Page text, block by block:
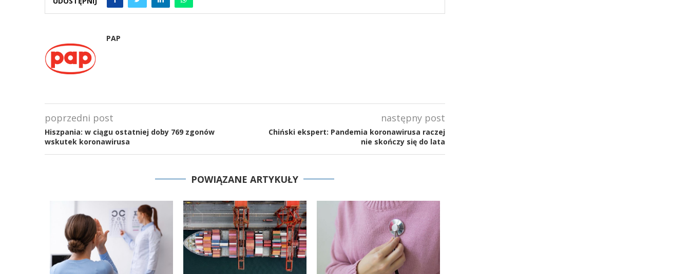
PAP
poprzedni post
Hiszpania: w ciągu ostatniej doby 769 zgonów
wskutek koronawirusa
następny post
Chiński ekspert: Pandemia koronawirusa raczej
nie skończy się do lata
POWIĄZANE ARTYKUŁY